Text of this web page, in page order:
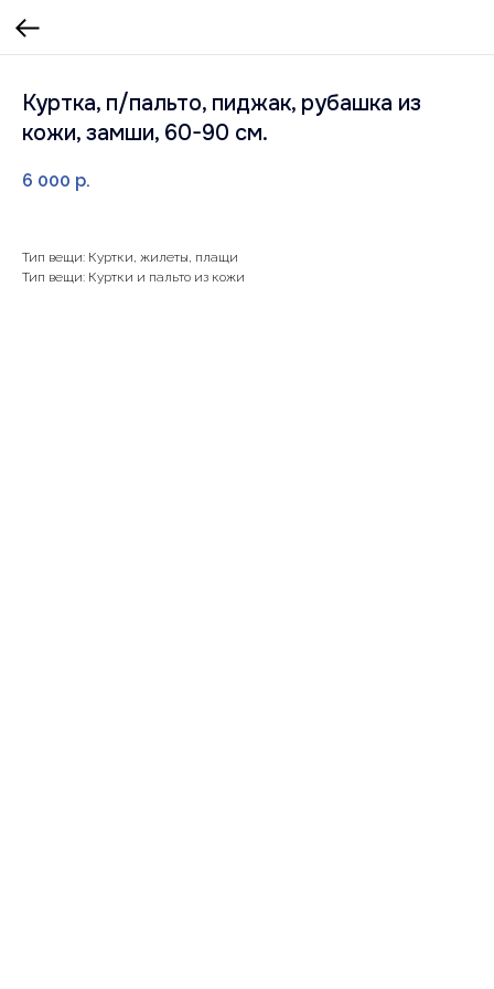
Куртка, п/пальто, пиджак, рубашка из
кожи, замши, 60-90 см.
6 000 р.
Тип вещи: Куртки, жилеты, плащи
Тип вещи: Куртки и пальто из кожи